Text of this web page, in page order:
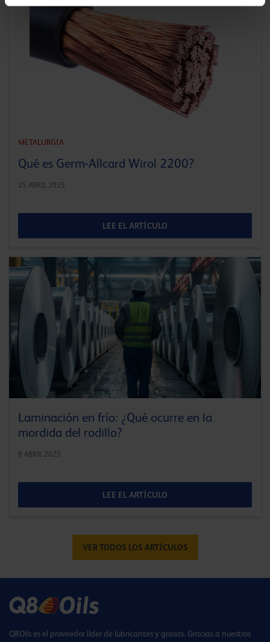
METALURGIA
Qué es Germ-Allcard Wirol 2200?
25 ABRIL 2025
LEE EL ARTÍCULO
Laminación en frío: ¿Qué ocurre en la
mordida del rodillo?
9 ABRIL 2025
LEE EL ARTÍCULO
VER TODOS LOS ARTÍCULOS
Q8Oils es el proveedor líder de lubricantes y grasas. Gracias a nuestros